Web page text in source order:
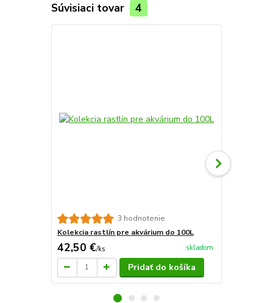
Súvisiaci tovar 4
3 hodnotenie
Kolekcia rastlín pre akvárium do 100L
42,50 €/ks skladom
Pridať do košíka